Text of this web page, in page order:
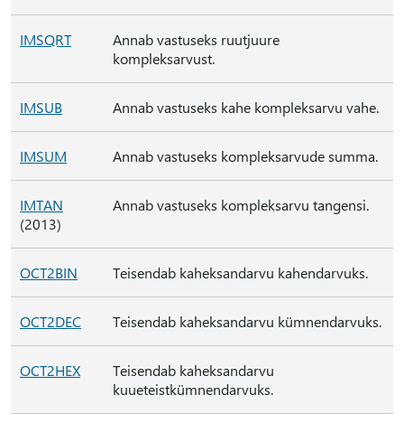
IMSQRT
Annab vastuseks ruutjuure
kompleksarvust.
IMSUB Annab vastuseks kahe kompleksarvu vahe.
IMSUM Annab vastuseks kompleksarvude summa.
IMTAN
(2013)
Annab vastuseks kompleksarvu tangensi.
OCT2BIN Teisendab kaheksandarvu kahendarvuks.
OCT2DEC Teisendab kaheksandarvu kümnendarvuks.
OCT2HEX
Teisendab kaheksandarvu
kuueteistkümnendarvuks.